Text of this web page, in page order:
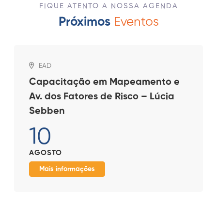
FIQUE ATENTO A NOSSA AGENDA
Próximos Eventos
EAD
Capacitação em Mapeamento e
Av. dos Fatores de Risco – Lúcia
Sebben
10
AGOSTO
Mais informações